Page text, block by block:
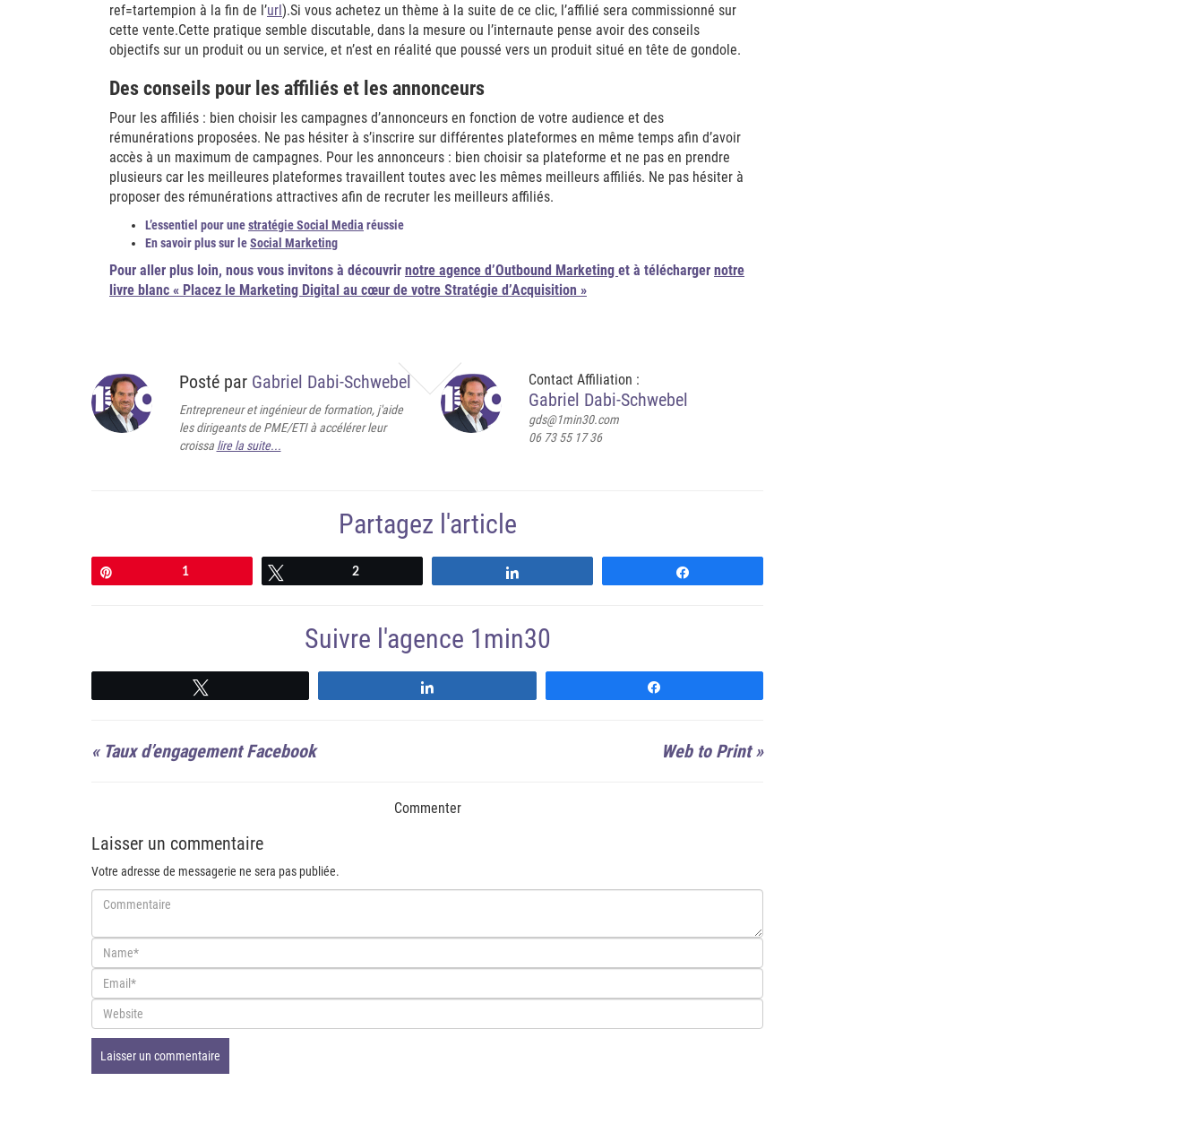
ref=tartempion à la fin de l’url).Si vous achetez un thème à la suite de ce clic, l’affilié sera commissionné sur
cette vente.Cette pratique semble discutable, dans la mesure ou l’internaute pense avoir des conseils
objectifs sur un produit ou un service, et n’est en réalité que poussé vers un produit situé en tête de gondole.
Des conseils pour les affiliés et les annonceurs
Pour les affiliés : bien choisir les campagnes d’annonceurs en fonction de votre audience et des
rémunérations proposées. Ne pas hésiter à s’inscrire sur différentes plateformes en même temps afin d’avoir
accès à un maximum de campagnes. Pour les annonceurs : bien choisir sa plateforme et ne pas en prendre
plusieurs car les meilleures plateformes travaillent toutes avec les mêmes meilleurs affiliés. Ne pas hésiter à
proposer des rémunérations attractives afin de recruter les meilleurs affiliés.
L’essentiel pour unestratégie Social Media réussie
En savoir plus sur leSocial Marketing
Pour aller plus loin, nous vous invitons à découvrir notre agence d’Outbound Marketing et à télécharger notre
livre blanc « Placez le Marketing Digital au cœur de votre Stratégie d’Acquisition »
Posté par Gabriel Dabi-Schwebel
Entrepreneur et ingénieur de formation, j'aide
les dirigeants de PME/ETI à accélérer leur
croissa lire la suite...
Contact Affiliation :
Gabriel Dabi-Schwebel
gds@1min30.com
06 73 55 17 36
Partagez l'article
1 2
Suivre l'agence 1min30
« Taux d’engagement Facebook Web to Print»
Commenter
Laisser un commentaire
Votre adresse de messagerie ne sera pas publiée.